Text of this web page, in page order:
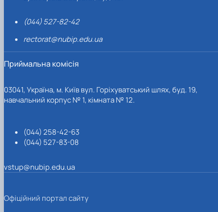
(044) 527-82-42
rectorat@nubip.edu.ua
Приймальна комісія
03041, Україна, м. Київ вул. Горіхуватський шлях, буд. 19,
навчальний корпус № 1, кімната № 12.
(044) 258-42-63
(044) 527-83-08
vstup@nubip.edu.ua
Офіційний портал сайту